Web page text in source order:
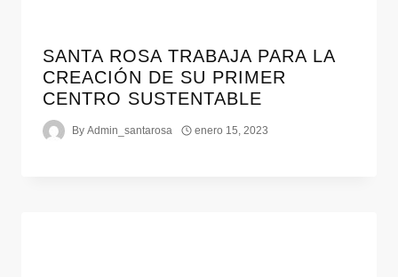
SANTA ROSA TRABAJA PARA LA
CREACIÓN DE SU PRIMER
CENTRO SUSTENTABLE
By Admin_santarosa enero 15, 2023